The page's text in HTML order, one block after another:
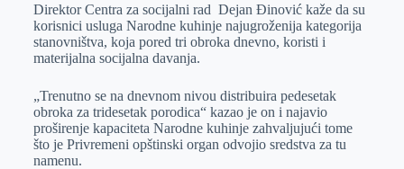
Direktor Centra za socijalni rad Dejan Đinović kaže da su
korisnici usluga Narodne kuhinje najugroženija kategorija
stanovništva, koja pored tri obroka dnevno, koristi i
materijalna socijalna davanja.
„Trenutno se na dnevnom nivou distribuira pedesetak
obroka za tridesetak porodica“ kazao je on i najavio
proširenje kapaciteta Narodne kuhinje zahvaljujući tome
što je Privremeni opštinski organ odvojio sredstva za tu
namenu.